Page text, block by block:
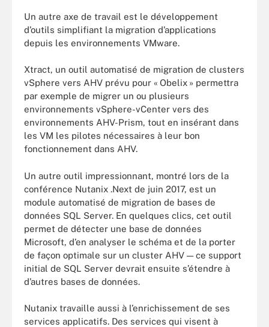
Un autre axe de travail est le développement
d’outils simplifiant la migration d’applications
depuis les environnements VMware.
Xtract, un outil automatisé de migration de clusters
vSphere vers AHV prévu pour « Obelix » permettra
par exemple de migrer un ou plusieurs
environnements vSphere-vCenter vers des
environnements AHV-Prism, tout en insérant dans
les VM les pilotes nécessaires à leur bon
fonctionnement dans AHV.
Un autre outil impressionnant, montré lors de la
conférence Nutanix .Next de juin 2017, est un
module automatisé de migration de bases de
données SQL Server. En quelques clics, cet outil
permet de détecter une base de données
Microsoft, d’en analyser le schéma et de la porter
de façon optimale sur un cluster AHV — ce support
initial de SQL Server devrait ensuite s’étendre à
d’autres bases de données.
Nutanix travaille aussi à l’enrichissement de ses
services applicatifs. Des services qui visent à